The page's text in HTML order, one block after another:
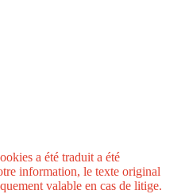
a été traduit a été
information, le texte original
valable en cas de litige.